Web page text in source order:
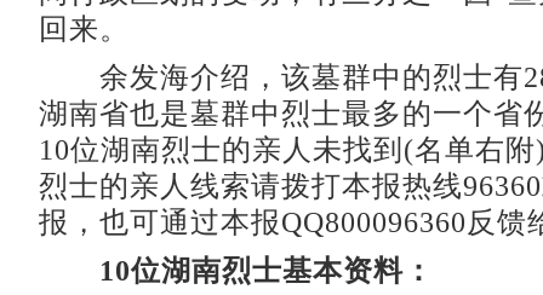
回来。
余发海介绍，该墓群中的烈士有
湖南省也是墓群中烈士最多的一个省
10位湖南烈士的亲人未找到(名单右
烈士的亲人线索请拨打本报热线
报，也可通过本报QQ800096360反馈
10位湖南烈士基本资料：